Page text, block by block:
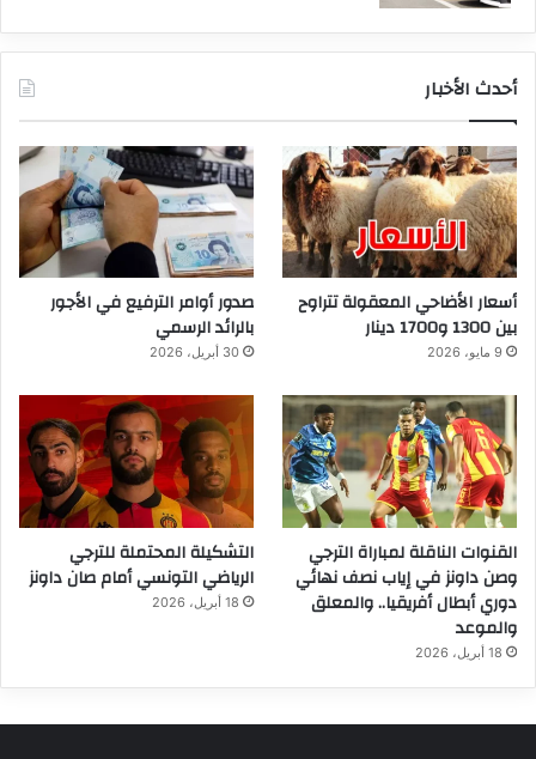
أحدث الأخبار
أسعار الأضاحي المعقولة تتراوح
بين 1300 و1700 دينار
9 مايو، 2026
صدور أوامر الترفيع في الأجور
بالرائد الرسمي
30 أبريل، 2026
القنوات الناقلة لمباراة الترجي
وصن داونز في إياب نصف نهائي
دوري أبطال أفريقيا.. والمعلق
والموعد
18 أبريل، 2026
التشكيلة المحتملة للترجي
الرياضي التونسي أمام صان داونز
18 أبريل، 2026